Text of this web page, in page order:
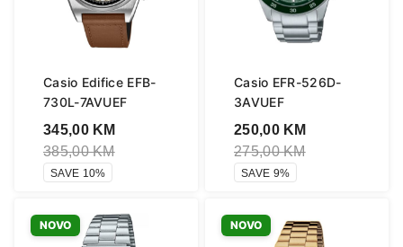
Casio Edifice EFB-
730L-7AVUEF
345,00 KM
385,00KM
SAVE 10%
Casio EFR-526D-
3AVUEF
250,00 KM
275,00KM
SAVE 9%
NOVO NOVO